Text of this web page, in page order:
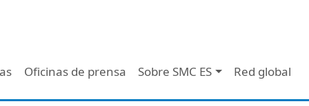
Oficinas de prensa Sobre SMC ES Red global